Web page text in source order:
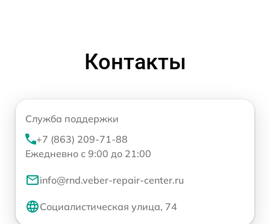
Контакты
Служба поддержки
+7 (863) 209-71-88
Ежедневно с 9:00 до 21:00
info@rnd.veber-repair-center.ru
Социалистическая улица, 74